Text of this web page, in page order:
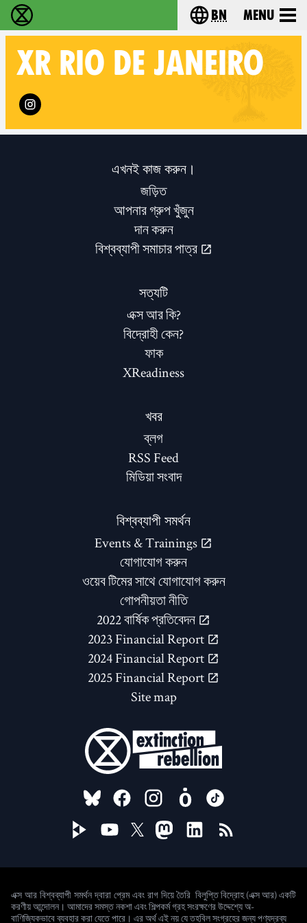
বিলুপ্তি বিদ্রোহ - Home Choose your
bn Menu
XR RIO DE JANEIRO
Follow XR RIO DE JANEIRO on
এখনই কাজ করুন।
জড়িত
আপনার গ্রুপ খুঁজুন
দান করুন
বিশ্বব্যাপী সমাচার পাত্র
সত্যটি
এক্স আর কি?
বিদ্রোহী কেন?
ফাক
XReadiness
খবর
ব্লগ
RSS Feed
মিডিয়া সংবাদ
বিশ্বব্যাপী সমর্থন
Events & Trainings
যোগাযোগ করুন
ওয়েব টিমের সাথে যোগাযোগ করুন
গোপনীয়তা নীতি
2022 বার্ষিক প্রতিবেদন
2023 Financial Report
2024 Financial Report
2025 Financial Report
Site map
FOLLOW US ON
এক্স আর বিশ্বব্যাপী সমর্থন দ্বারা প্রেম এবং রাগ দিয়ে তৈরি বিলুপ্তি বিদ্রোহ (এক্স আর) একটি
করণীয় আন্দোলন। আমাদের সমস্ত নকশা এবং শিল্পকর্ম গ্রহ সংরক্ষণের উদ্দেশ্যে অ-
বাণিজ্যিকভাবে ব্যবহার করা যেতে পারে। এর অর্থ এই নয় যে তহবিল সংগ্রহের জন্য পণ্যদ্রব্য